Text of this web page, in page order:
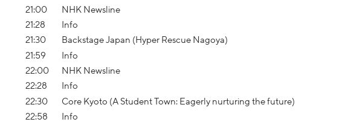
21:00
NHK Newsline
21:28
Info
21:30
Backstage Japan (Hyper Rescue Nagoya)
21:59
Info
22:00
NHK Newsline
22:28
Info
22:30
Core Kyoto (A Student Town: Eagerly nurturing the future)
22:58
Info